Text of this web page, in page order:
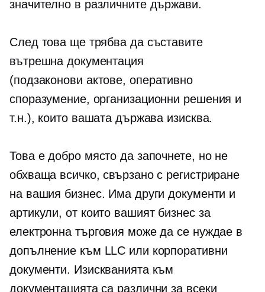
значително в различните държави.
След това ще трябва да съставите
вътрешна документация
(подзаконови актове, оперативно
споразумение, организационни решения и
т.н.), които вашата държава изисква.
Това е добро място да започнете, но не
обхваща всичко, свързано с регистриране
на вашия бизнес. Има други документи и
артикули, от които вашият бизнес за
електронна търговия може да се нуждае в
допълнение към LLC или корпоративни
документи. Изискванията към
документацията са различни за всеки